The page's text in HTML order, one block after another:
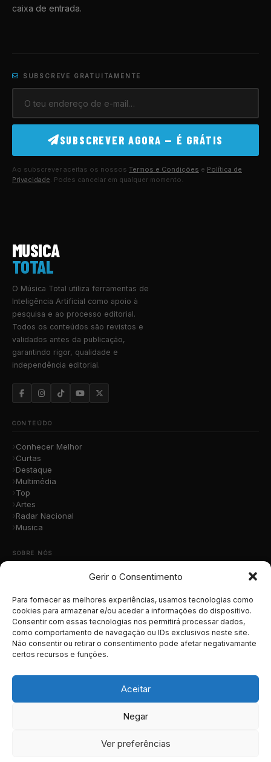
Gerir o Consentimento
Para fornecer as melhores experiências, usamos tecnologias como
cookies para armazenar e/ou aceder a informações do dispositivo.
Consentir com essas tecnologias nos permitirá processar dados,
como comportamento de navegação ou IDs exclusivos neste site.
Não consentir ou retirar o consentimento pode afetar negativamante
certos recursos e funções.
Aceitar
Negar
Ver preferências
caixa de entrada.
SUBSCREVE GRATUITAMENTE
SUBSCREVER AGORA — É GRÁTIS
Ao subscrever aceitas os nossos Termos e Condições e Política de
Privacidade. Podes cancelar em qualquer momento.
MUSICA
TOTAL
O Música Total utiliza ferramentas de
Inteligência Artificial como apoio à
pesquisa e ao processo editorial.
Todos os conteúdos são revistos e
validados antes da publicação,
garantindo rigor, qualidade e
independência editorial.
CONTEÚDO
Conhecer Melhor
Curtas
Destaque
Multimédia
Top
Artes
Radar Nacional
Musica
SOBRE NÓS
Contacto
Submete a Tua Música
Publicidade
Apoiar o Projeto